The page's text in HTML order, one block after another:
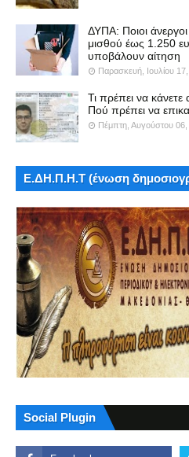
ΔΥΠΑ: Ποιοι άνεργοι
μισθού έως 1.250
υποβάλουν αίτηση
Παρασκευή, Ιουλίου
Τι πρέπει να
Πού πρέπει να
Πέμπτη, Αυγούστου
Ε.ΔΗ.Π.Η.Τ (ένωση
Social Plugin